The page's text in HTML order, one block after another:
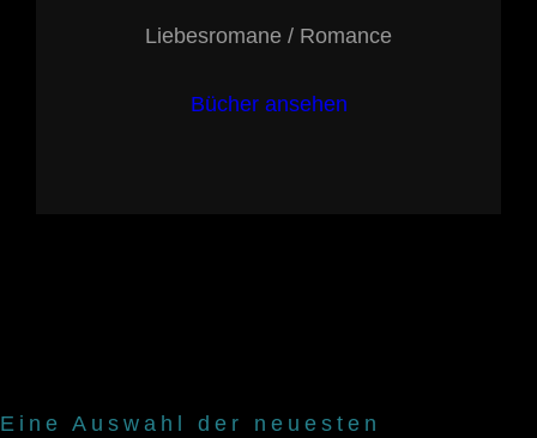
Liebesromane / Romance
Bücher ansehen
Eine Auswahl der neuesten